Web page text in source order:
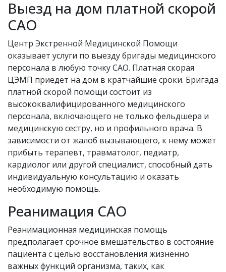
Выезд на дом платной скорой
САО
Центр Экстренной Медицинской Помощи
оказывает услуги по выезду бригады медицинского
персонала в любую точку САО. Платная скорая
ЦЭМП приедет на дом в кратчайшие сроки. Бригада
платной скорой помощи состоит из
высококвалифицированного медицинского
персонала, включающего не только фельдшера и
медицинскую сестру, но и профильного врача. В
зависимости от жалоб вызывающего, к нему может
прибыть терапевт, травматолог, педиатр,
кардиолог или другой специалист, способный дать
индивидуальную консультацию и оказать
необходимую помощь.
Реанимация САО
Реанимационная медицинская помощь
предполагает срочное вмешательство в состояние
пациента с целью восстановления жизненно
важных функций организма, таких, как